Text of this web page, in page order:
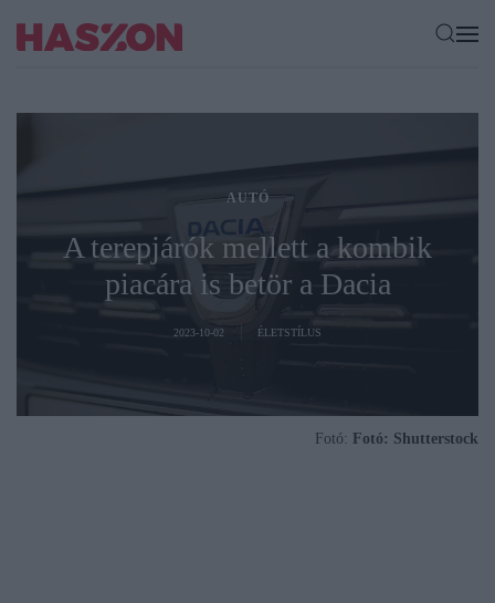
AUTÓ
A terepjárók mellett a kombik
piacára is betör a Dacia
2023-10-02 ÉLETSTÍLUS
Fotó: Fotó: Shutterstock